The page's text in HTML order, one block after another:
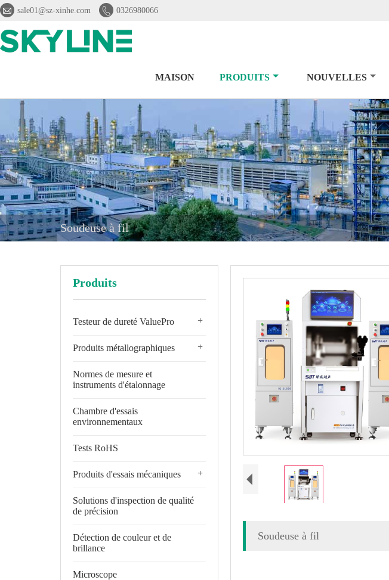
 sale01@sz-xinhe.com  0326980066
MAISON PRODUITS NOUVELLES
Soudeuse à fil
Produits
+
Testeur de dureté ValuePro
+
Produits métallographiques
Normes de mesure et
instruments d'étalonnage
Chambre d'essais
environnementaux
Tests RoHS
+
Produits d'essais mécaniques
Solutions d'inspection de qualité
de précision
Détection de couleur et de
brillance
Microscope
Soudeuse à fil